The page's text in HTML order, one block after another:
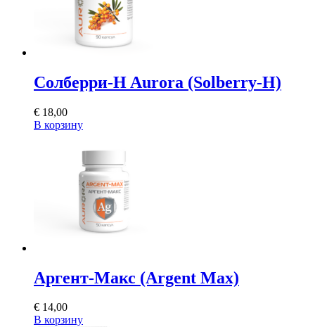
Солберри-H Aurora (Solberry-H)
€ 18,00
В корзину
Аргент-Макс (Argent Max)
€ 14,00
В корзину